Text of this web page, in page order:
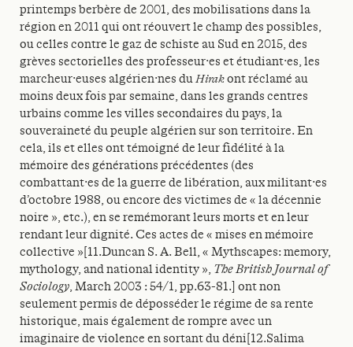
printemps berbère de 2001, des mobilisations dans la
région en 2011 qui ont réouvert le champ des possibles,
ou celles contre le gaz de schiste au Sud en 2015, des
grèves sectorielles des professeur·es et étudiant·es, les
marcheur·euses algérien·nes duHirakont réclamé au
moins deux fois par semaine, dans les grands centres
urbains comme les villes secondaires du pays, la
souveraineté du peuple algérien sur son territoire. En
cela, ils et elles ont témoigné de leur fidélité à la
mémoire des générations précédentes (des
combattant·es de la guerre de libération, aux militant·es
d’octobre 1988, ou encore des victimes de « la décennie
noire », etc.), en se remémorant leurs morts et en leur
rendant leur dignité. Ces actes de « mises en mémoire
collective »[11.Duncan S. A. Bell, « Mythscapes: memory,
mythology, and national identity », The British Journal of
Sociology, March 2003 : 54/1, pp.63-81.] ont non
seulement permis de déposséder le régime de sa rente
historique, mais également de rompre avec un
imaginaire de violence en sortant du déni[12.Salima